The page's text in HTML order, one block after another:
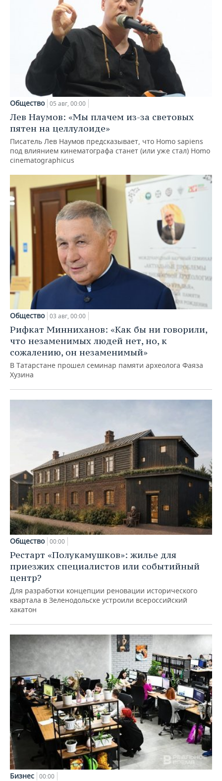
Общество 05 авг, 00:00
Лев Наумов: «Мы плачем из-за световых
пятен на целлулоиде»
Писатель Лев Наумов предсказывает, что Homo sapiens
под влиянием кинематографа станет (или уже стал) Homo
cinematographicus
Общество 03 авг, 00:00
Рифкат Минниханов: «Как бы ни говорили,
что незаменимых людей нет, но, к
сожалению, он незаменимый»
В Татарстане прошел семинар памяти археолога Фаяза
Хузина
Общество 00:00
Рестарт «Полукамушков»: жилье для
приезжих специалистов или событийный
центр?
Для разработки концепции реновации исторического
квартала в Зеленодольске устроили всероссийский
хакатон
Бизнес 00:00